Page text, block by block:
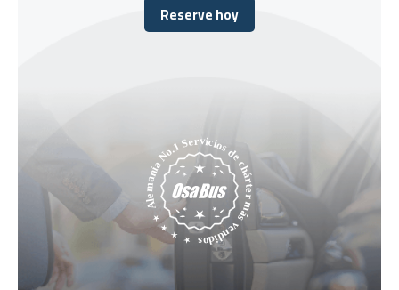
Reserve hoy
Reserve hoy